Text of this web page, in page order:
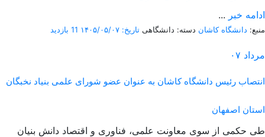
... ادامه خبر
منبع: دانشگاه کاشان دسته: دانشگاهی تاریخ: ۱۴۰۵/۰۵/۰۷ 11 بازدید
۰۷ مرداد
انتصاب رئیس دانشگاه کاشان به عنوان عضو شورای علمی بنیاد نخبگان
استان اصفهان
طی حکمی از سوی معاونت علمی، فناوری و اقتصاد دانش بنیان